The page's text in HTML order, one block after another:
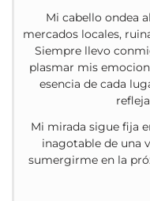
Mi cabello ondea
mercados locales,
Siempre llevo
plasmar mis
esencia de cada
Mi mirada sigue fija
inagotable de una
sumergirme en la